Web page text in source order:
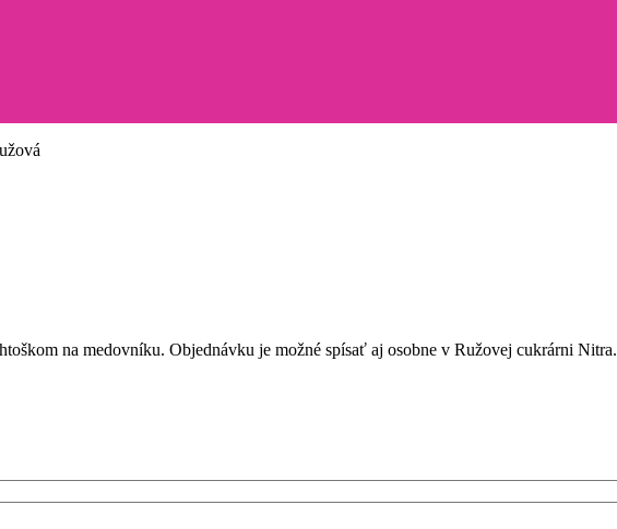
na medovníku. Objednávku je možné spísať aj osobne v Ružovej cukrárni Nitra.